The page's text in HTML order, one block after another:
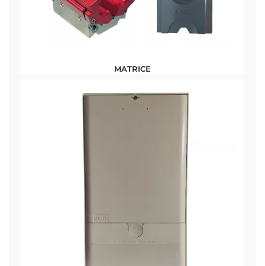
MATRICE